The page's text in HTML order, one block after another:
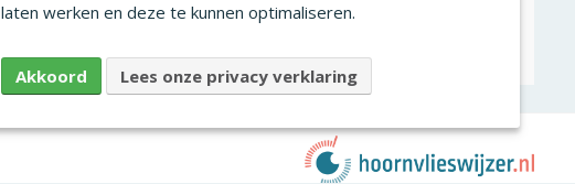
laten werken en deze te kunnen optimaliseren.
Akkoord Lees onze privacy verklaring